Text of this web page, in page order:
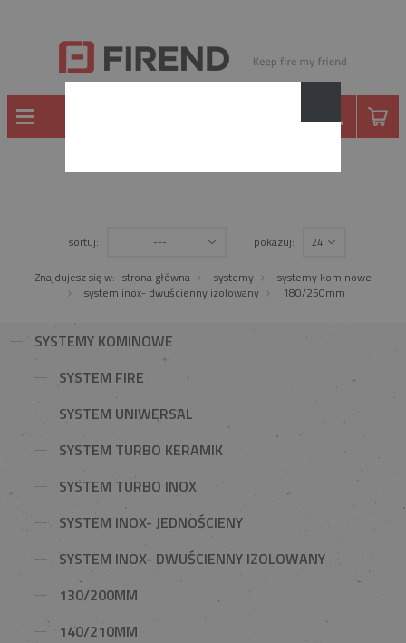
sortuj: --- pokazuj: 24
Znajdujesz się w: strona główna systemy
systemy kominowe
system inox- dwuścienny izolowany
180/250mm
SYSTEMY KOMINOWE
SYSTEM FIRE
SYSTEM UNIWERSAL
SYSTEM TURBO KERAMIK
SYSTEM TURBO INOX
SYSTEM INOX- JEDNOŚCIENY
SYSTEM INOX- DWUŚCIENNY IZOLOWANY
130/200MM
140/210MM